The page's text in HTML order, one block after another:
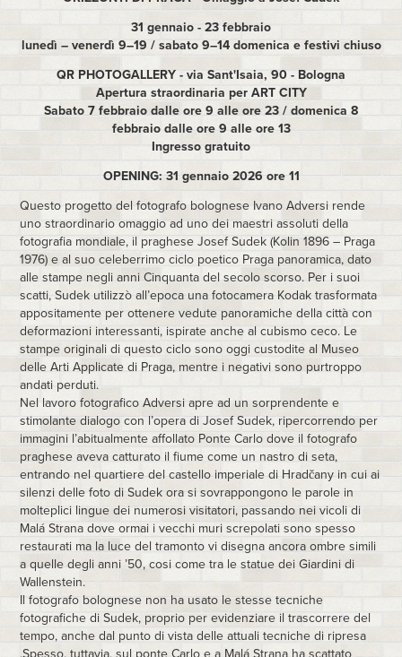
31 gennaio - 23 febbraio
lunedì – venerdì 9–19 / sabato 9–14 domenica e festivi chiuso
QR PHOTOGALLERY - via Sant'Isaia, 90 - Bologna
Apertura straordinaria per ART CITY
Sabato 7 febbraio dalle ore 9 alle ore 23 / domenica 8
febbraio dalle ore 9 alle ore 13
Ingresso gratuito
OPENING: 31 gennaio 2026 ore 11
Questo progetto del fotografo bolognese Ivano Adversi rende
uno straordinario omaggio ad uno dei maestri assoluti della
fotografia mondiale, il praghese Josef Sudek (Kolin 1896 – Praga
1976) e al suo celeberrimo ciclo poetico Praga panoramica, dato
alle stampe negli anni Cinquanta del secolo scorso. Per i suoi
scatti, Sudek utilizzò all’epoca una fotocamera Kodak trasformata
appositamente per ottenere vedute panoramiche della città con
deformazioni interessanti, ispirate anche al cubismo ceco. Le
stampe originali di questo ciclo sono oggi custodite al Museo
delle Arti Applicate di Praga, mentre i negativi sono purtroppo
andati perduti.
Nel lavoro fotografico Adversi apre ad un sorprendente e
stimolante dialogo con l’opera di Josef Sudek, ripercorrendo per
immagini l’abitualmente affollato Ponte Carlo dove il fotografo
praghese aveva catturato il fiume come un nastro di seta,
entrando nel quartiere del castello imperiale di Hradčany in cui ai
silenzi delle foto di Sudek ora si sovrappongono le parole in
molteplici lingue dei numerosi visitatori, passando nei vicoli di
Malá Strana dove ormai i vecchi muri screpolati sono spesso
restaurati ma la luce del tramonto vi disegna ancora ombre simili
a quelle degli anni ’50, cosi come tra le statue dei Giardini di
Wallenstein.
Il fotografo bolognese non ha usato le stesse tecniche
fotografiche di Sudek, proprio per evidenziare il trascorrere del
tempo, anche dal punto di vista delle attuali tecniche di ripresa